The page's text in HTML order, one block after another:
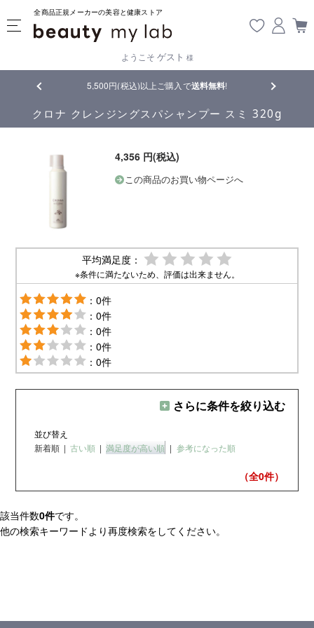
全商品正規メーカーの美容と健康ストア
ようこそ ゲスト 様
5,500円(税込)以上ご購入で送料無料! 【重要】
クロナ クレンジングスパシャンプー スミ 320g
4,356 円(税込)
この商品のお買い物ページへ
平均満足度：
※条件に満たないため、評価は出来ません。
：0件
：0件
：0件
：0件
：0件
さらに条件を絞り込む
並び替え
新着順 | 古い順 | 満足度が高い順 | 参考になった順
（全0件）
該当件数0件です。
他の検索キーワードより再度検索をしてください。